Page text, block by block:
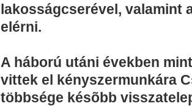
lakosságcserével, valamint
elérni.
A háború utáni években
vittek el kényszermunkára
többsége késõbb